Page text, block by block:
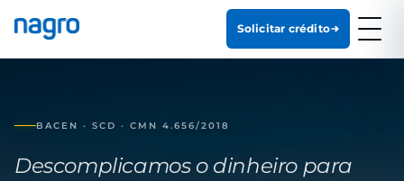
Solicitar crédito
BACEN · SCD · CMN 4.656/2018
Descomplicamos o dinheiro para